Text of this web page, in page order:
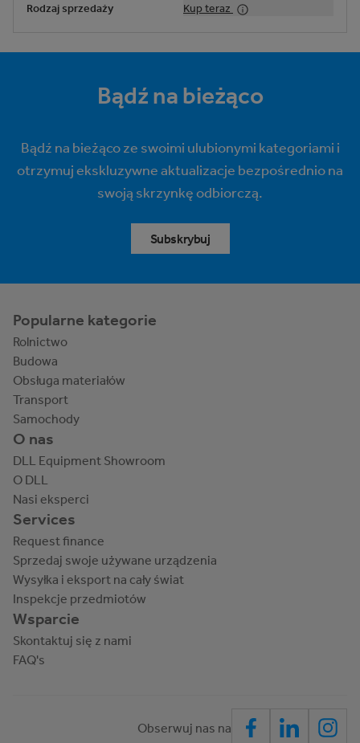
Rodzaj sprzedaży
Kup teraz
Bądź na bieżąco
Bądź na bieżąco ze swoimi ulubionymi kategoriami i
otrzymuj ekskluzywne aktualizacje bezpośrednio na
swoją skrzynkę odbiorczą.
Subskrybuj
Popularne kategorie
Rolnictwo
Budowa
Obsługa materiałów
Transport
Samochody
O nas
DLL Equipment Showroom
O DLL
Nasi eksperci
Services
Request finance
Sprzedaj swoje używane urządzenia
Wysyłka i eksport na cały świat
Inspekcje przedmiotów
Wsparcie
Skontaktuj się z nami
FAQ's
Obserwuj nas na